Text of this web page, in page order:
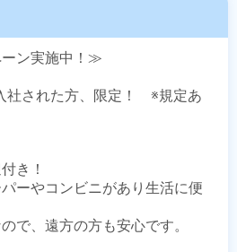
ン実施中！≫
社された方、限定！　※規定あ
き！
ーやコンビニがあり生活に便
で、遠方の方も安心です。